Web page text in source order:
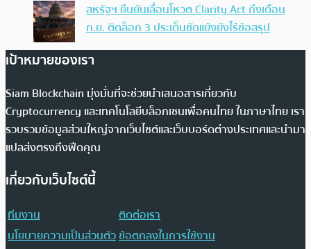
สหรัฐฯ ยืนยันเลื่อนโหวต Clarity Act ถึงเดือน
ก.ย. ติดล็อก 3 ประเด็นขัดแย้งยังไร้ข้อสรุป
เป้าหมายของเรา
Siam Blockchain มุ่งมั่นที่จะช่วยนำเสนอสารเกี่ยวกับ
Cryptocurrency และเทคโนโลยีบล็อกเชนเพื่อคนไทย ในภาษาไทย เรา
รวบรวมข้อมูลส่วนใหญ่จากเว็บไซต์และเว็บบอร์ดต่างประเทศและนำมา
แปลส่งตรงถึงฟีดคุณ
เกี่ยวกับเว็บไซต์นี้
ทีมงาน
ติดต่อเรา
นโยบายความเป็นส่วนตัวข้อตกลงในการใช้งาน